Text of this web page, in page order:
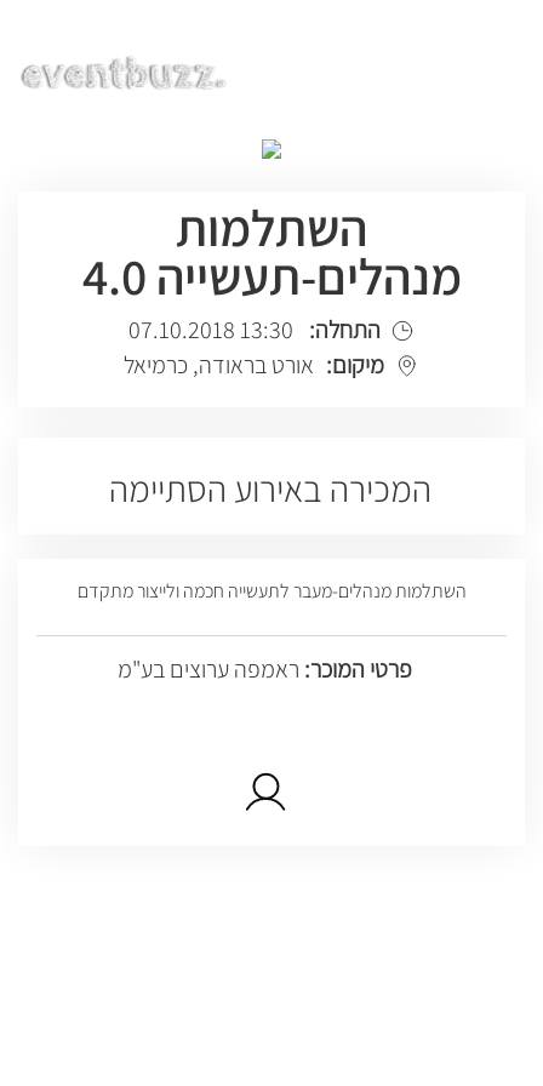
השתלמות
מנהלים-תעשייה 4.0
התחלה: 13:30 07.10.2018
מיקום: אורט בראודה, כרמיאל
המכירה באירוע הסתיימה
השתלמות מנהלים-מעבר לתעשייה חכמה ולייצור מתקדם
פרטי המוכר: ראמפה ערוצים בע"מ